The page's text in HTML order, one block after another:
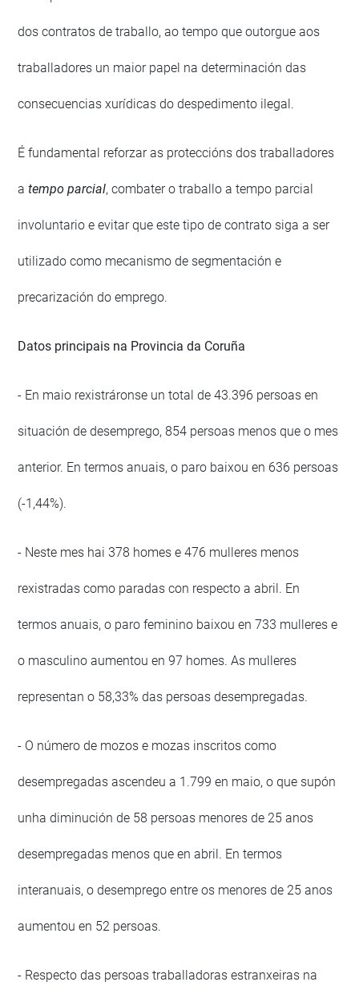
dos contratos de traballo, ao tempo que outorgue aos
traballadores un maior papel na determinación das
consecuencias xurídicas do despedimento ilegal.
É fundamental reforzar as proteccións dos traballadores
atempo parcial, combater o traballo a tempo parcial
involuntario e evitar que este tipo de contrato siga a ser
utilizado como mecanismo de segmentación e
precarización do emprego.
Datos principais na Provincia da Coruña
- En maio rexistráronse un total de 43.396 persoas en
situación de desemprego, 854 persoas menos que o mes
anterior. En termos anuais, o paro baixou en 636 persoas
(-1,44%).
- Neste mes hai 378 homes e 476 mulleres menos
rexistradas como paradas con respecto a abril. En
termos anuais, o paro feminino baixou en 733 mulleres e
o masculino aumentou en 97 homes. As mulleres
representan o 58,33% das persoas desempregadas.
- O número de mozos e mozas inscritos como
desempregadas ascendeu a 1.799 en maio, o que supón
unha diminución de 58 persoas menores de 25 anos
desempregadas menos que en abril. En termos
interanuais, o desemprego entre os menores de 25 anos
aumentou en 52 persoas.
- Respecto das persoas traballadoras estranxeiras na